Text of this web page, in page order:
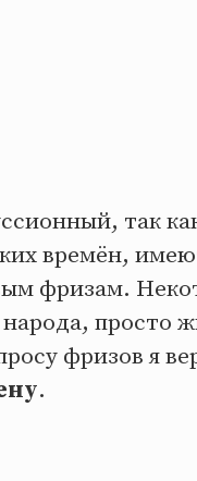
так
времён,
фризам.
просто
фризов я
.